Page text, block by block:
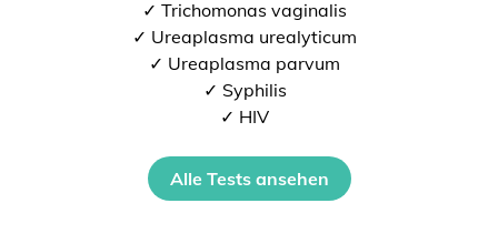
✓ Trichomonas vaginalis
✓ Ureaplasma urealyticum
✓ Ureaplasma parvum
✓ Syphilis
✓ HIV
Alle Tests ansehen